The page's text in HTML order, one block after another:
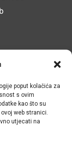
poput kolačića za
s ovim
kao što su
web stranici.
utjecati na